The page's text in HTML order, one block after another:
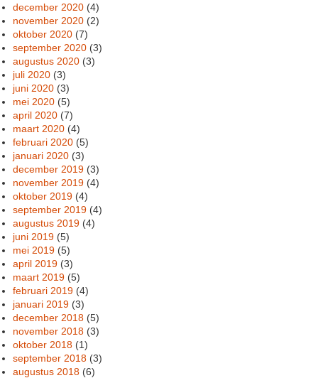
december 2020 (4)
november 2020 (2)
oktober 2020 (7)
september 2020 (3)
augustus 2020 (3)
juli 2020 (3)
juni 2020 (3)
mei 2020 (5)
april 2020 (7)
maart 2020 (4)
februari 2020 (5)
januari 2020 (3)
december 2019 (3)
november 2019 (4)
oktober 2019 (4)
september 2019 (4)
augustus 2019 (4)
juni 2019 (5)
mei 2019 (5)
april 2019 (3)
maart 2019 (5)
februari 2019 (4)
januari 2019 (3)
december 2018 (5)
november 2018 (3)
oktober 2018 (1)
september 2018 (3)
augustus 2018 (6)